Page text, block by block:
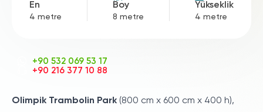
En
4 metre
Boy
8 metre
Yükseklik
4 metre
+90 532 069 53 17
+90 216 377 10 88
Olimpik Trambolin Park (800 cm x 600 cm x 400 h),